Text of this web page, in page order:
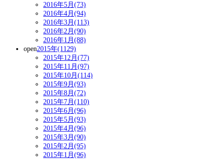
2016年5月(73)
2016年4月(94)
2016年3月(113)
2016年2月(90)
2016年1月(88)
open2015年(1129)
2015年12月(77)
2015年11月(97)
2015年10月(114)
2015年9月(93)
2015年8月(72)
2015年7月(110)
2015年6月(96)
2015年5月(93)
2015年4月(96)
2015年3月(90)
2015年2月(95)
2015年1月(96)